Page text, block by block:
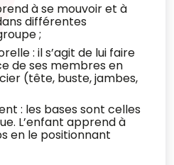
à se mouvoir et à
différentes
;
: il s’agit de lui faire
de ses membres en
(tête, buste, jambes,
: les bases sont celles
L’enfant apprend à
en le positionnant